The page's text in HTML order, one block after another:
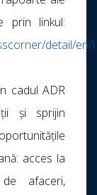
prin linkul:
detail/en/
cadul ADR
și sprijin
acces la
afaceri,